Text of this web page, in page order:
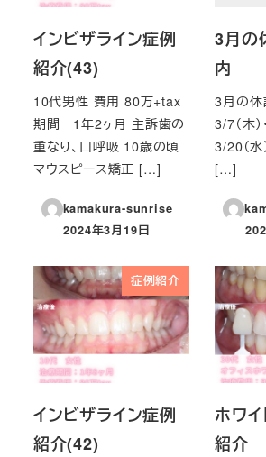
インビザライン症例
紹介(43)
10代男性 費用 80万+tax
期間 1年2ヶ月 主訴歯の
重なり、口呼吸 10歳の頃
マウスピース矯正 […]
kamakura-sunrise
投稿日
2024年3月19日
3月の
内
3月の休
3/7（木）
3/20（水
[…]
投
症例紹介
インビザライン症例
紹介(42)
ホワ
紹介